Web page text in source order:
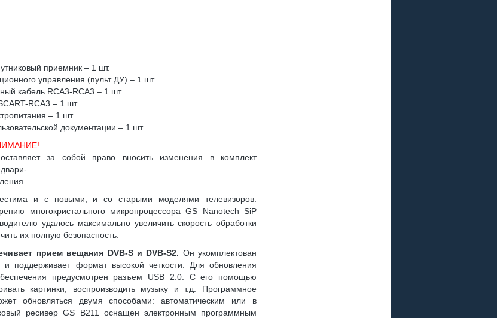
приемник – 1 шт.
управления (пульт ДУ) – 1 шт.
кабель RCA3-RCA3 – 1 шт.
RCA3 – 1 шт.
– 1 шт.
документации – 1 шт.
оставляет за собой право вносить изменения в комплект
и с новыми, и со старыми моделями телевизоров.
многокристального микропроцессора GS Nanotech SiP
удалось максимально увеличить скорость обработки
их полную безопасность.
прием вещания DVB-S и DVB-S2. Он укомплектован
поддерживает формат высокой четкости. Для обновления
предусмотрен разъем USB 2.0. С его помощью
картинки, воспроизводить музыку и т.д. Программное
обновляться двумя способами: автоматическим или в
ресивер GS B211 оснащен электронным программным